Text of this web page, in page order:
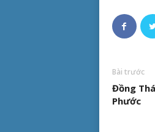
Bài trước
Đồng
Phước